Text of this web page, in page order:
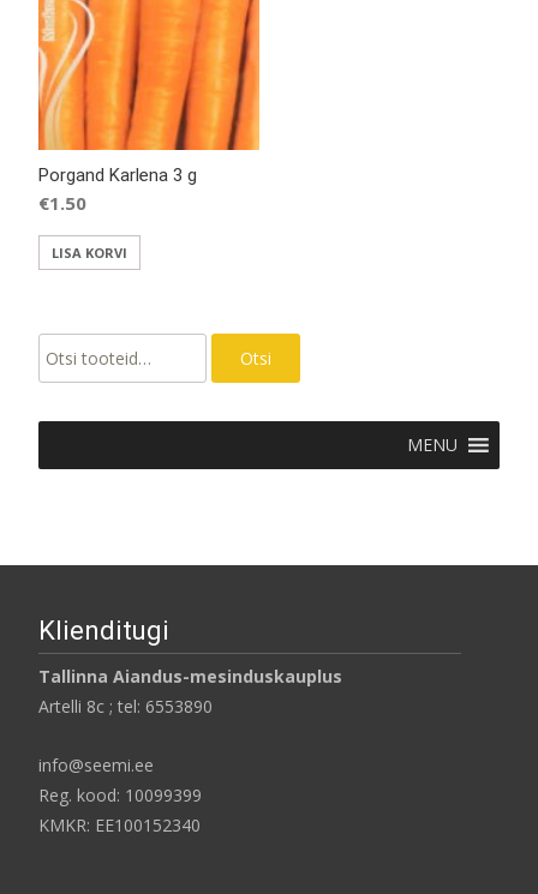
Porgand Karlena 3 g
€1.50
LISA KORVI
Otsi
MENU
Klienditugi
Tallinna Aiandus-mesinduskauplus
Artelli 8c ; tel: 6553890
info@seemi.ee
Reg. kood: 10099399
KMKR: EE100152340